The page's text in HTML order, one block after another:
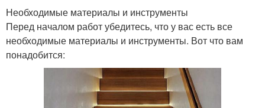
Необходимые материалы и инструменты
Перед началом работ убедитесь, что у вас есть все
необходимые материалы и инструменты. Вот что вам
понадобится: